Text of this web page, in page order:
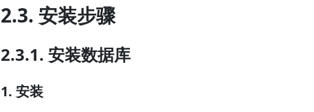
2.3. 安装步骤
2.3.1. 安装数据库
1. 安装